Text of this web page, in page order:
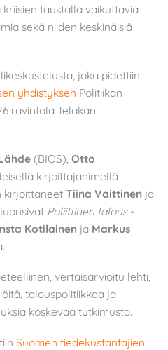
taustalla vaikuttavia
sekä niiden keskinäisiä
joka pidettiin
yhdistyksen Politiikan
ravintola Telakan
(BIOS), Otto
kirjoittajanimellä
kirjoittaneet Tiina Vaittinen ja
Poliittinen talous-
Kotilainen ja Markus
vertaisarvioitu lehti,
talouspolitiikkaa ja
koskevaa tutkimusta.
Suomen tiedekustantajien